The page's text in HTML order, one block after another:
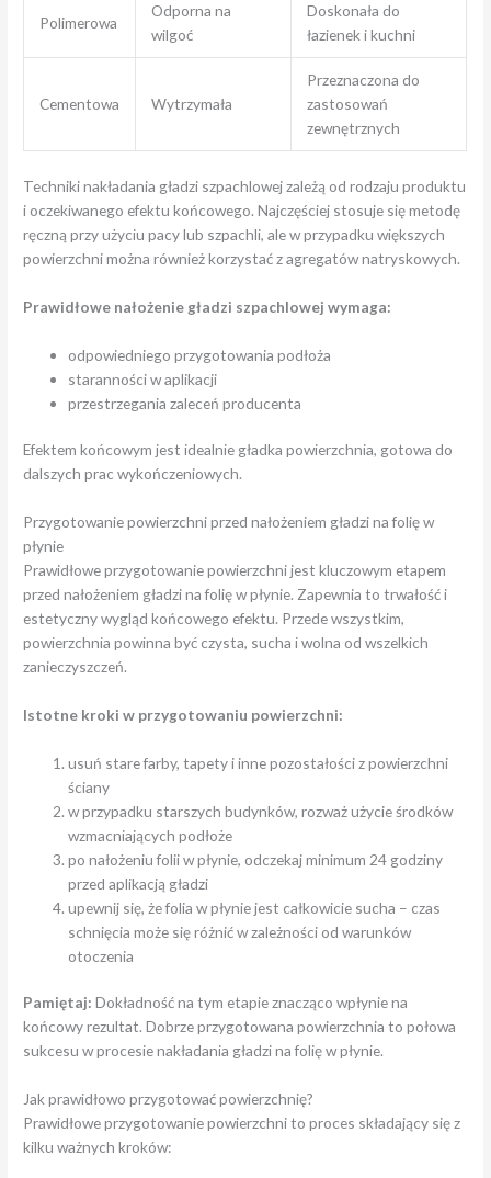
Polimerowa
Odporna na
wilgoć
Doskonała do
łazienek i kuchni
Cementowa Wytrzymała
Przeznaczona do
zastosowań
zewnętrznych
Techniki nakładania gładzi szpachlowej zależą od rodzaju produktu
i oczekiwanego efektu końcowego. Najczęściej stosuje się metodę
ręczną przy użyciu pacy lub szpachli, ale w przypadku większych
powierzchni można również korzystać z agregatów natryskowych.
Prawidłowe nałożenie gładzi szpachlowej wymaga:
odpowiedniego przygotowania podłoża
staranności w aplikacji
przestrzegania zaleceń producenta
Efektem końcowym jest idealnie gładka powierzchnia, gotowa do
dalszych prac wykończeniowych.
Przygotowanie powierzchni przed nałożeniem gładzi na folię w
płynie
Prawidłowe przygotowanie powierzchni jest kluczowym etapem
przed nałożeniem gładzi na folię w płynie. Zapewnia to trwałość i
estetyczny wygląd końcowego efektu. Przede wszystkim,
powierzchnia powinna być czysta, sucha i wolna od wszelkich
zanieczyszczeń.
Istotne kroki w przygotowaniu powierzchni:
usuń stare farby, tapety i inne pozostałości z powierzchni
ściany
w przypadku starszych budynków, rozważ użycie środków
wzmacniających podłoże
po nałożeniu folii w płynie, odczekaj minimum 24 godziny
przed aplikacją gładzi
upewnij się, że folia w płynie jest całkowicie sucha – czas
schnięcia może się różnić w zależności od warunków
otoczenia
Pamiętaj: Dokładność na tym etapie znacząco wpłynie na
końcowy rezultat. Dobrze przygotowana powierzchnia to połowa
sukcesu w procesie nakładania gładzi na folię w płynie.
Jak prawidłowo przygotować powierzchnię?
Prawidłowe przygotowanie powierzchni to proces składający się z
kilku ważnych kroków: